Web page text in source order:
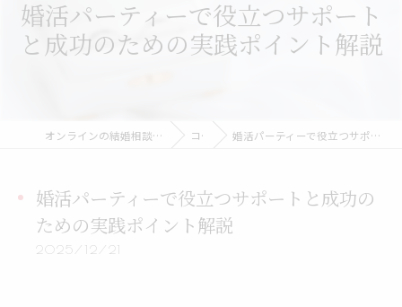
婚活パーティーで役立つサポート
と成功のための実践ポイント解説
オンラインの結婚相談所ならSOI PORTE-ソアポルテ コラム 婚活パーティーで役立つサポートと成功のための実践ポイント解説
婚活パーティーで役立つサポートと成功の
ための実践ポイント解説
2025/12/21